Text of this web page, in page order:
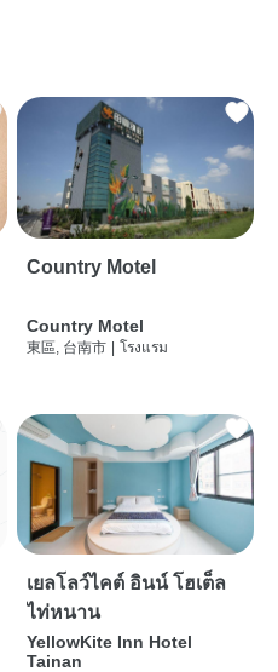
Country Motel
Country Motel
東區, 台南市 | โรงแรม
เยลโลว์ไคต์ อินน์ โฮเต็ล
ไท่หนาน
YellowKite Inn Hotel
Tainan